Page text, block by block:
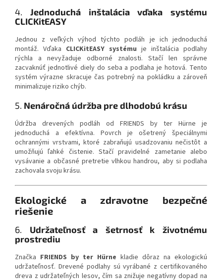
4. Jednoduchá inštalácia vďaka systému
CLICKitEASY
Jednou z veľkých výhod týchto podláh je ich jednoduchá
montáž. Vďaka CLICKitEASY systému je inštalácia podlahy
rýchla a nevyžaduje odborné znalosti. Stačí len správne
zacvaknúť jednotlivé diely do seba a podlaha je hotová. Tento
systém výrazne skracuje čas potrebný na pokládku a zároveň
minimalizuje riziko chýb.
5. Nenáročná údržba pre dlhodobú krásu
Údržba drevených podláh od FRIENDS by ter Hürne je
jednoduchá a efektívna. Povrch je ošetrený špeciálnymi
ochrannými vrstvami, ktoré zabraňujú usadzovaniu nečistôt a
umožňujú ľahké čistenie. Stačí pravidelné zametanie alebo
vysávanie a občasné pretretie vlhkou handrou, aby si podlaha
zachovala svoju krásu.
Ekologické a zdravotne bezpečné
riešenie
6. Udržateľnosť a šetrnosť k životnému
prostrediu
Značka FRIENDS by ter Hürne kladie dôraz na ekologickú
udržateľnosť. Drevené podlahy sú vyrábané z certifikovaného
dreva z udržateľných lesov, čím sa znižuje negatívny dopad na